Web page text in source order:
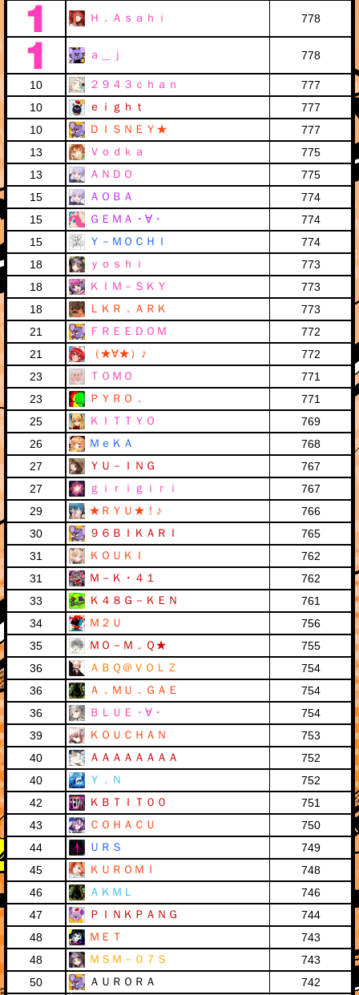
Ｈ．Ａｓａｈｉ 778
ａ＿ｊ 778
10 ２９４３ｃｈａｎ
777
10
ｅｉｇｈｔ
777
10
ＤＩＳＮＥＹ★
777
13
Ｖｏｄｋａ
775
13
ＡＮＤＯ
775
15
ＡＯＢＡ
774
15
ＧＥＭＡ・∀・
774
15
Ｙ－ＭＯＣＨＩ
774
18
ｙｏｓｈｉ
773
18
ＫＩＭ－ＳＫＹ
773
18
ＬＫＲ．ＡＲＫ
773
21
ＦＲＥＥＤＯＭ
772
21
（★∀★）♪
772
23
ＴＯＭＯ
771
23
ＰＹＲＯ．
771
25
ＫＩＴＴＹＯ
769
26
ＭｅＫＡ
768
27
ＹＵ－ＩＮＧ
767
27
ｇｉｒｉｇｉｒｉ
767
29
★ＲＹＵ★！♪
766
30
９６ＢＩＫＡＲＩ
765
31
ＫＯＵＫＩ
762
31
Ｍ－Ｋ・４１
762
33
Ｋ４８Ｇ－ＫＥＮ
761
34
Ｍ２Ｕ
756
35
ＭＯ－Ｍ．Ｑ★
755
36
ＡＢＱ＠ＶＯＬＺ
754
36
Ａ．ＭＵ．ＧＡＥ
754
36
ＢＬＵＥ・∀・
754
39
ＫＯＵＣＨＡＮ
753
40
ＡＡＡＡＡＡＡＡ
752
40
Ｙ．Ｎ
752
42
ＫＢＴＩＴ００
751
43
ＣＯＨＡＣＵ
750
44
ＵＲＳ
749
45
ＫＵＲＯＭＩ
748
46
ＡＫＭＬ
746
47
ＰＩＮＫＰＡＮＧ
744
48
ＭＥＴ
743
48
ＭＳＭ－０７Ｓ
743
50
ＡＵＲＯＲＡ
742